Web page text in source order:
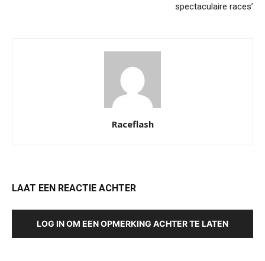
spectaculaire races’
Raceflash
LAAT EEN REACTIE ACHTER
LOG IN OM EEN OPMERKING ACHTER TE LATEN